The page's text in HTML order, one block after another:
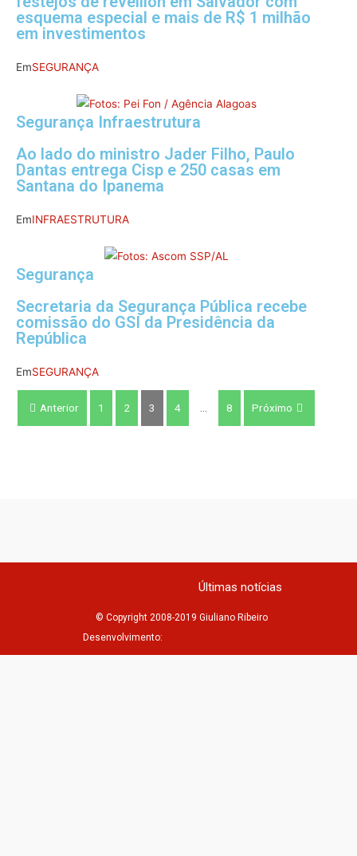
esquema especial e mais de R$ 1 milhão
em investimentos
EmSEGURANÇA
Segurança Infraestrutura
Ao lado do ministro Jader Filho, Paulo
Dantas entrega Cisp e 250 casas em
Santana do Ipanema
EmINFRAESTRUTURA
Segurança
Secretaria da Segurança Pública recebe
comissão do GSI da Presidência da
República
EmSEGURANÇA
Anterior 1 2 3 4 8 Próximo
Últimas notícias
© Copyright 2008-2019 Giuliano Ribeiro
Desenvolvimento: